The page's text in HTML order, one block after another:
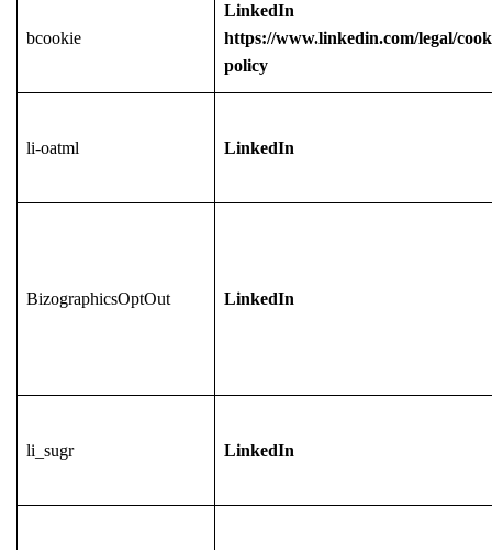
bcookie
LinkedIn
https://www.linkedin.com/legal/
policy
li-oatml LinkedIn
BizographicsOptOut LinkedIn
li_sugr LinkedIn